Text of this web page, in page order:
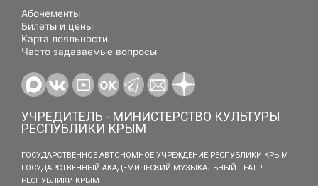
Абонементы
Билеты и цены
Карта лояльности
Часто задаваемые вопросы
УЧРЕДИТЕЛЬ - МИНИСТЕРСТВО КУЛЬТУРЫ
РЕСПУБЛИКИ КРЫМ
ГОСУДАРСТВЕННОЕ АВТОНОМНОЕ УЧРЕЖДЕНИЕ РЕСПУБЛИКИ КРЫМ
ГОСУДАРСТВЕННЫЙ АКАДЕМИЧЕСКИЙ МУЗЫКАЛЬНЫЙ ТЕАТР
РЕСПУБЛИКИ КРЫМ